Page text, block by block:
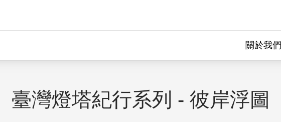
關於我們
臺灣燈塔紀行系列 - 彼岸浮圖